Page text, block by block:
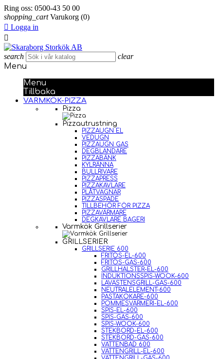
Ring oss: 0500-43 50 00
shopping_cart Varukorg (0)
 Logga in

search clear
Menu
Menu
Tillbaka
VARMKÖK-PIZZA
Pizza
Pizzautrustning
PIZZAUGN EL
VEDUGN
PIZZAUGN GAS
DEGBLANDARE
PIZZABÄNK
KYLRÄNNA
BULLRIVARE
PIZZAPRESS
PIZZAKAVLARE
PLÅTVAGNAR
PIZZASPADE
TILLBEHÖR FÖR PIZZA
PIZZAVÄRMARE
DEGKAVLARE BAGERI
Varmkök Grillserier
GRILLSERIER
GRILLSERIE 600
FRITÖS-EL-600
FRITÖS-GAS-600
GRILLHALSTER-EL-600
INDUKTIONSSPIS-WOOK-600
LAVASTENSGRILL-GAS-600
NEUTRALELEMENT-600
PASTAKOKARE-600
POMMESVÄRMERI-EL-600
SPIS-EL-600
SPIS-GAS-600
SPIS-WOOK-600
STEKBORD-EL-600
STEKBORD-GAS-600
VATTENBAD 600
VATTENGRILL-EL-600